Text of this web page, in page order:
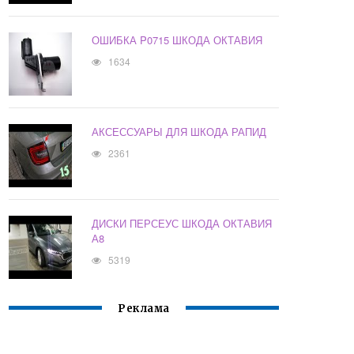
ОШИБКА P0715 ШКОДА ОКТАВИЯ
1634
АКСЕССУАРЫ ДЛЯ ШКОДА РАПИД
2361
ДИСКИ ПЕРСЕУС ШКОДА ОКТАВИЯ
А8
5319
Реклама